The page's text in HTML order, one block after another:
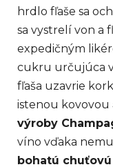
hrdlo fľaše sa
sa vystrelí von a
expedičným
cukru určujúca
fľaša uzavrie
istenou kovovou
výroby
víno vďaka
bohatú